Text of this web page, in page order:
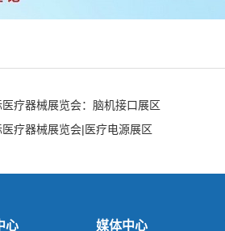
疗器械展览会：脑机接口展区
疗器械展览会|医疗电源展区
心 媒体中心